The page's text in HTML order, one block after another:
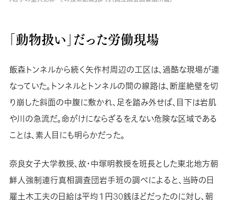
「動物扱い」だった労働現場
飯森トンネルから続く矢作村周辺の工区は、過酷な現場が連
なっていた。トンネルとトンネルの間の線路は、断崖絶壁を切
り崩した斜面の中腹に敷かれ、足を踏み外せば、目下は岩肌
や川の急流だ。命がけにならざるをえない危険な区域である
ことは、素人目にも明らかだった。
奈良女子大学教授、故・中塚明教授を班長とした東北地方朝
鮮人強制連行真相調査団岩手班の調べによると、当時の日
雇土木工夫の日給は平均１円30銭ほどだったのに対し、朝